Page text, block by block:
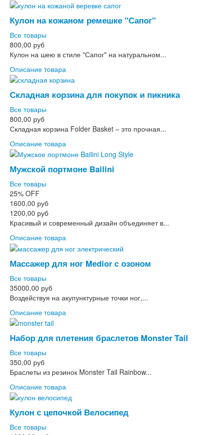
Кулон на кожаном ремешке "Сапог"
Все товары
800,00 руб
Кулон на шею в стиле "Сапог" на натуральном...
Описание товара
Складная корзина для покупок и пикника
Все товары
800,00 руб
Складная корзина Folder Basket – это прочная...
Описание товара
Мужской портмоне Bailini
Все товары
25% OFF
1600,00 руб
1200,00 руб
Красивый и современный дизайн объединяет в...
Описание товара
Массажер для ног Medior с озоном
Все товары
35000,00 руб
Воздействуя на акупунктурные точки ног,...
Описание товара
Набор для плетения браслетов Monster Tail
Все товары
350,00 руб
Браслеты из резинок Monster Tail Rainbow...
Описание товара
Кулон с цепочкой Велосипед
Все товары